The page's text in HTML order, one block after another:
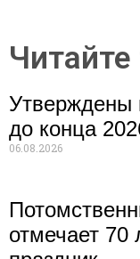
Утверждены
до конца
06.08.2026
отмечает 70